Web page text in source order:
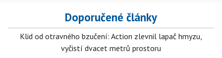
Doporučené články
Klid od otravného bzučení: Action zlevnil lapač hmyzu,
vyčistí dvacet metrů prostoru